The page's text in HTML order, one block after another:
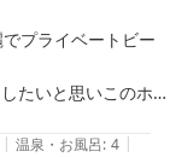
だけるよう、より
できます日を心よ
プライベートビー
たいと思いこのホテ
？ビーチ？カフ
| 温泉・お風呂: 4 |